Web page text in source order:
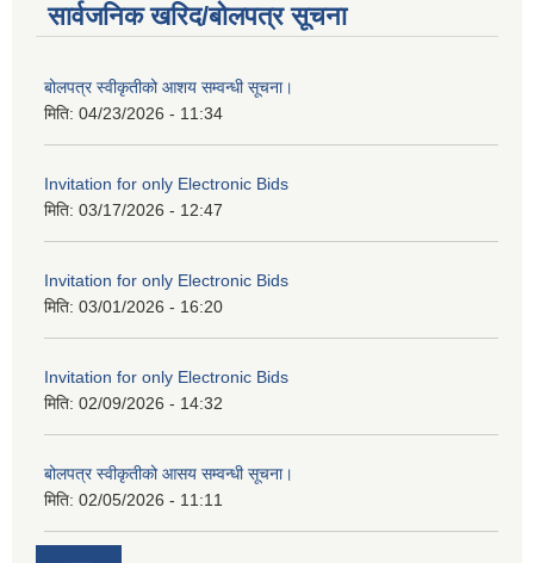
सार्वजनिक खरिद/बोलपत्र सूचना
बोलपत्र स्वीकृतीको आशय सम्वन्धी सूचना।
मिति: 04/23/2026 - 11:34
Invitation for only Electronic Bids
मिति: 03/17/2026 - 12:47
Invitation for only Electronic Bids
मिति: 03/01/2026 - 16:20
Invitation for only Electronic Bids
मिति: 02/09/2026 - 14:32
बोलपत्र स्वीकृतीको आसय सम्वन्धी सूचना।
मिति: 02/05/2026 - 11:11